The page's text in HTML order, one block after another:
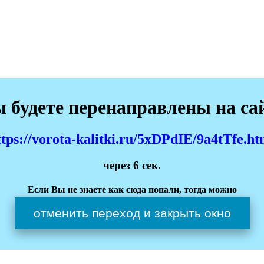
перенаправлены на
vorota-kalitki.ru/5xDPdIE/
через 6 сек.
Если Вы не знаете как сюда попали, тогда можно
отменить переход и закрыть окно